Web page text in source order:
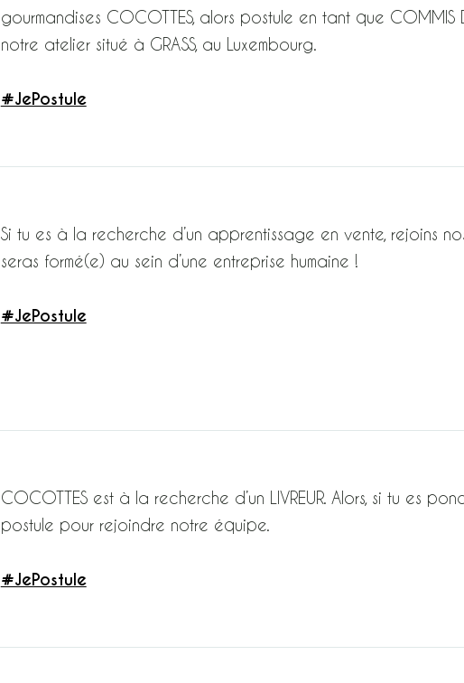
gourmandises COCOTTES, alors postule en tant que COMMIS
notre atelier situé à GRASS, au Luxembourg.
#JePostule
Si tu es à la recherche d’un apprentissage en vente, rejoins
seras formé(e) au sein d’une entreprise humaine !
#JePostule
COCOTTES est à la recherche d’un LIVREUR. Alors, si tu es
postule pour rejoindre notre équipe.
#JePostule